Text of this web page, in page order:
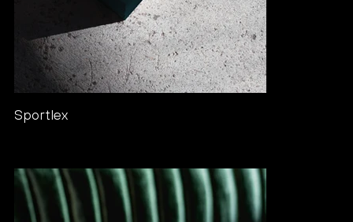
Sportlex